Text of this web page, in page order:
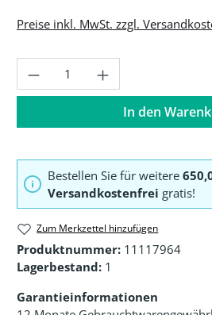
Preise inkl. MwSt. zzgl.
Produkt Anzahl: Gib
In den
Bestellen Sie für weitere
Versandkostenfrei gratis!
Zum Merkzettel hinzufügen
Produktnummer: 11117964
Lagerbestand: 1
Garantieinformationen